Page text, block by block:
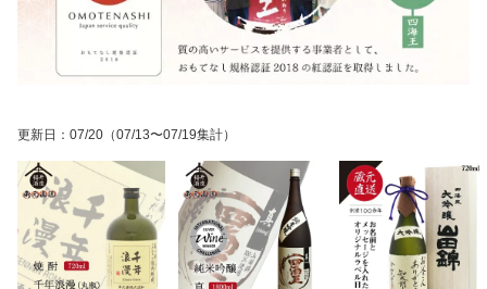
更新日 ： 07/20 （07/13〜07/19集計）